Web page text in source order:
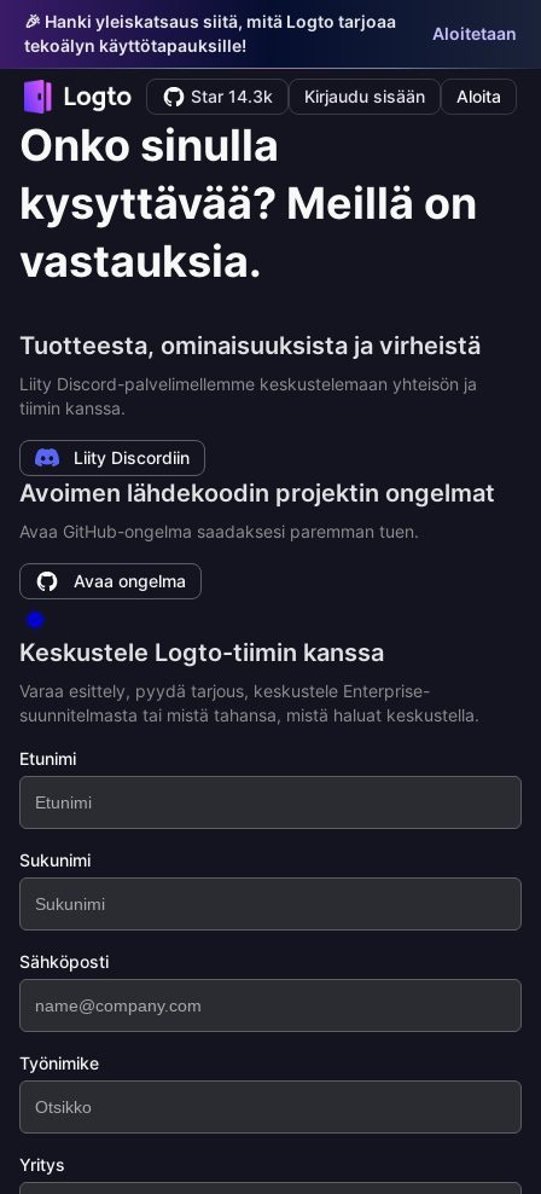
🎉 Hanki yleiskatsaus siitä, mitä Logto tarjoaa
tekoälyn käyttötapauksille!
Aloitetaan
Star 14.3k Kirjaudu sisään Aloita
Onko sinulla
kysyttävää? Meillä on
vastauksia.
Tuotteesta, ominaisuuksista ja virheistä
Liity Discord-palvelimellemme keskustelemaan yhteisön ja
tiimin kanssa.
Liity Discordiin
Avoimen lähdekoodin projektin ongelmat
Avaa GitHub-ongelma saadaksesi paremman tuen.
Avaa ongelma
Keskustele Logto-tiimin kanssa
Varaa esittely, pyydä tarjous, keskustele Enterprise-
suunnitelmasta tai mistä tahansa, mistä haluat keskustella.
Etunimi
Sukunimi
Sähköposti
Työnimike
Yritys